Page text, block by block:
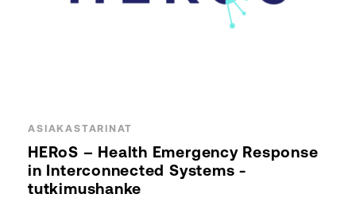
ASIAKASTARINAT
HERoS – Health Emergency Response
in Interconnected Systems -
tutkimushanke